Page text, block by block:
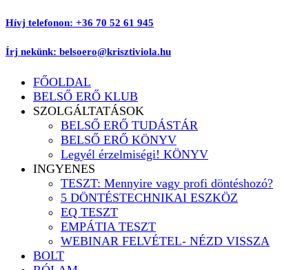
Ugrás
tartalomhoz
Hívj telefonon: +36 70 52 61 945
Írj nekünk: belsoero@krisztiviola.hu
FŐOLDAL
BELSŐ ERŐ KLUB
SZOLGÁLTATÁSOK
BELSŐ ERŐ TUDÁSTÁR
BELSŐ ERŐ KÖNYV
Legyél érzelmiségi! KÖNYV
INGYENES
TESZT: Mennyire vagy profi döntéshozó?
5 DÖNTÉSTECHNIKAI ESZKÖZ
EQ TESZT
EMPÁTIA TESZT
WEBINAR FELVÉTEL- NÉZD VISSZA
BOLT